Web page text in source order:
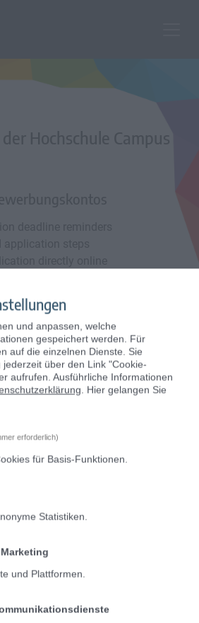
Registrierung
Mit ID Austria anmelden
ID Austria
und anpassen, welche
gespeichert werden. Für
auf die einzelnen Dienste. Sie
über den Link "Cookie-
aufrufen. Ausführliche Informationen
. Hier gelangen Sie
erforderlich)
für Basis-Funktionen.
Statistiken.
und Plattformen.